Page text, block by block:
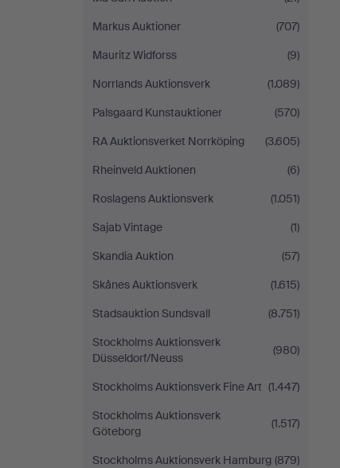
Markus Auktioner
(707)
Mauritz Widforss
(9)
Norrlands Auktionsverk
(1.089)
Palsgaard Kunstauktioner
(570)
RA Auktionsverket Norrköping
(3.605)
Rheinveld Auktionen
(6)
Roslagens Auktionsverk
(1.051)
Sajab Vintage
(1)
Skandia Auktion
(57)
Skånes Auktionsverk
(1.615)
Stadsauktion Sundsvall
(8.751)
Stockholms Auktionsverk
Düsseldorf/Neuss
(980)
Stockholms Auktionsverk Fine Art (1.447)
Stockholms Auktionsverk
Göteborg
(1.517)
Stockholms Auktionsverk Hamburg (879)